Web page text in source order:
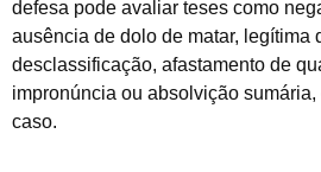
defesa pode avaliar teses como
ausência de dolo de matar, legítima
desclassificação, afastamento de
impronúncia ou absolvição
caso.